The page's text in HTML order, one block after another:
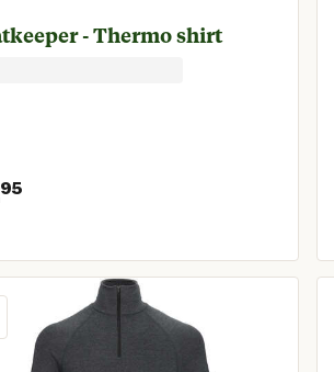
- Thermo shirt
95
Huidige prijs € 12,95